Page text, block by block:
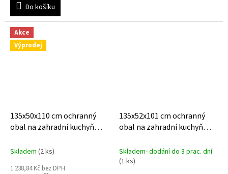
Do košíku
Akce
Výprodej
135x50x110 cm ochranný
obal na zahradní kuchyň
Skladem (2 ks)
1 238,84 Kč bez DPH
135x52x101 cm ochranný
obal na zahradní kuchyň
Skladem- dodání do 3 prac. dní
(1 ks)